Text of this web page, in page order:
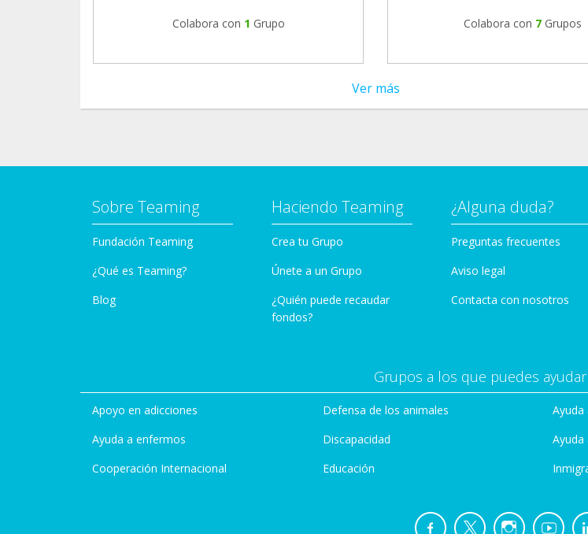
Colabora con 1 Grupo Colabora con 7 Grupos
Ver más
Sobre Teaming
Fundación Teaming
¿Qué es Teaming?
Blog
Haciendo Teaming
Crea tu Grupo
Únete a un Grupo
¿Quién puede recaudar
fondos?
¿Alguna duda?
Preguntas frecuentes
Aviso legal
Contacta con nosotros
Grupos a los que puedes
Apoyo en adicciones
Ayuda a enfermos
Cooperación Internacional
Defensa de los animales
Discapacidad
Educación
Ayuda
Ayuda